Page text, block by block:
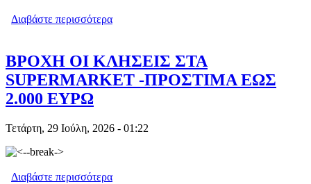
Διαβάστε περισσότερα
ΒΡΟΧΗ ΟΙ ΚΛΗΣΕΙΣ ΣΤΑ
SUPERMARKET -ΠΡΟΣΤΙΜΑ ΕΩΣ
2.000 ΕΥΡΩ
Τετάρτη, 29 Ιούλη, 2026 - 01:22
Διαβάστε περισσότερα